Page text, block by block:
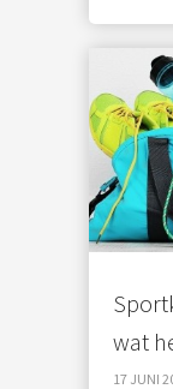
wat
17 JUNI